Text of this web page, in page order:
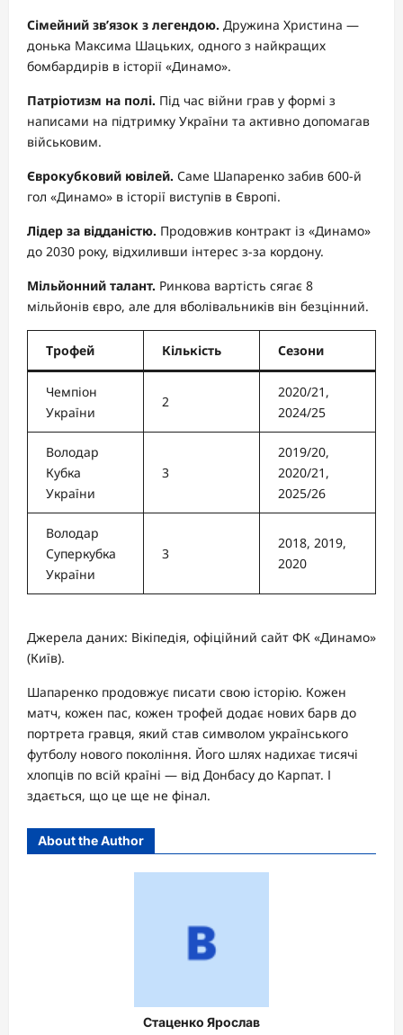
Сімейний зв’язок з легендою. Дружина Христина —
донька Максима Шацьких, одного з найкращих
бомбардирів в історії «Динамо».
Патріотизм на полі. Під час війни грав у формі з
написами на підтримку України та активно допомагав
військовим.
Єврокубковий ювілей. Саме Шапаренко забив 600-й
гол «Динамо» в історії виступів в Європі.
Лідер за відданістю. Продовжив контракт із «Динамо»
до 2030 року, відхиливши інтерес з-за кордону.
Мільйонний талант. Ринкова вартість сягає 8
мільйонів євро, але для вболівальників він безцінний.
Трофей Кількість Сезони
Чемпіон
України
2
2020/21,
2024/25
Володар
Кубка
України
3
2019/20,
2020/21,
2025/26
Володар
Суперкубка
України
3
2018, 2019,
2020
Джерела даних: Вікіпедія, офіційний сайт ФК «Динамо»
(Київ).
Шапаренко продовжує писати свою історію. Кожен
матч, кожен пас, кожен трофей додає нових барв до
портрета гравця, який став символом українського
футболу нового покоління. Його шлях надихає тисячі
хлопців по всій країні — від Донбасу до Карпат. І
здається, що це ще не фінал.
About the Author
Стаценко Ярослав